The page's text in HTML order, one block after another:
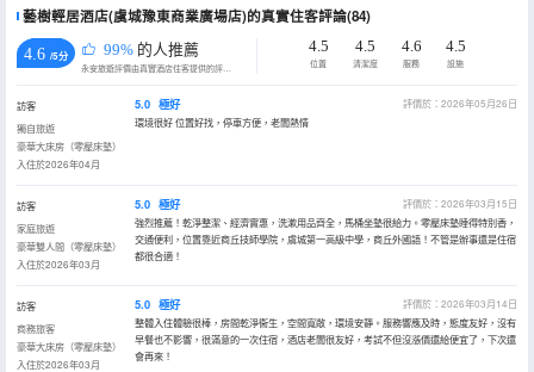
藝樹輕居酒店(虞城豫東商業廣場店)的真實住客評論(84)
4.6 /5分 99% 的人推薦
永安旅遊評價由真實酒店住客提供的評價。
4.5
位置
4.5
清潔度
4.6
服務
4.5
設施
訪客
獨自旅遊
豪華大床房（零壓床墊）
入住於2026年04月
5.0 極好
評價於：2026年05月26日
環境很好 位置好找，停車方便，老闆熱情
訪客
家庭旅遊
豪華雙人間（零壓床墊）
入住於2026年03月
5.0 極好
評價於：2026年03月15日
強烈推薦！乾淨整潔、經濟實惠，洗漱用品齊全，馬桶坐墊很給力。零壓床墊睡得特別香，
交通便利，位置靠近商丘技師學院，虞城第一高級中學，商丘外國語！不管是辦事還是住宿
都很合適！
訪客
商務旅客
豪華大床房（零壓床墊）
入住於2026年03月
5.0 極好
評價於：2026年03月14日
整體入住體驗很棒，房間乾淨衞生，空間寬敞，環境安靜。服務響應及時，態度友好，沒有
早餐也不影響，很滿意的一次住宿，酒店老闆很友好，考試不但沒漲價還給便宜了，下次還
會再來！